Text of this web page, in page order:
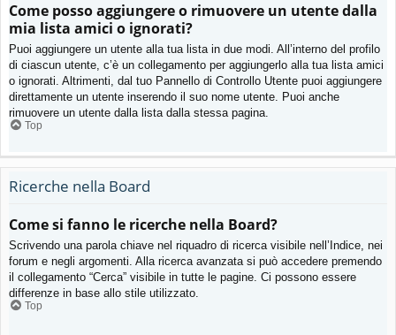
Come posso aggiungere o rimuovere un utente dalla
mia lista amici o ignorati?
Puoi aggiungere un utente alla tua lista in due modi. All’interno del profilo
di ciascun utente, c’è un collegamento per aggiungerlo alla tua lista amici
o ignorati. Altrimenti, dal tuo Pannello di Controllo Utente puoi aggiungere
direttamente un utente inserendo il suo nome utente. Puoi anche
rimuovere un utente dalla lista dalla stessa pagina.
Top
Ricerche nella Board
Come si fanno le ricerche nella Board?
Scrivendo una parola chiave nel riquadro di ricerca visibile nell’Indice, nei
forum e negli argomenti. Alla ricerca avanzata si può accedere premendo
il collegamento “Cerca” visibile in tutte le pagine. Ci possono essere
differenze in base allo stile utilizzato.
Top